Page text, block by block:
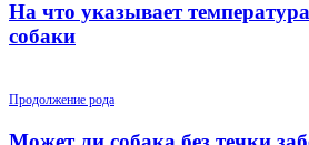
На что указывает
собаки
Продолжение рода